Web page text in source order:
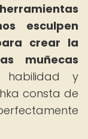
esculpen
crear la
muñecas
habilidad y
consta de